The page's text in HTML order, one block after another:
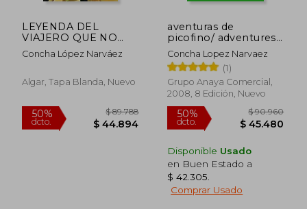
LEYENDA DEL
VIAJERO QUE NO
PODIA DETENERSE,
LA
Concha López Narváez
Algar, Tapa Blanda, Nuevo
aventuras de
picofino/ adventures
of picofino
Concha Lopez Narvaez
(1)
Grupo Anaya Comercial,
2008, 8 Edición, Nuevo
Disponible Usado
en Buen Estado a
$ 42.305
Comprar Usado